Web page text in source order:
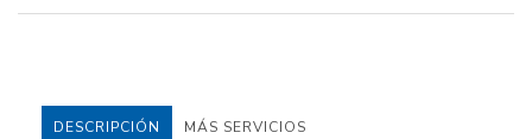
DESCRIPCIÓN MÁS SERVICIOS